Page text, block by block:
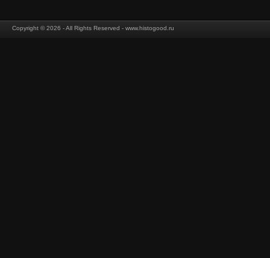
Copyright © 2026 - All Rights Reserved - www.histogood.ru